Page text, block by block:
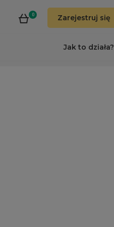
0 Zarejestruj się
Jak to działa?